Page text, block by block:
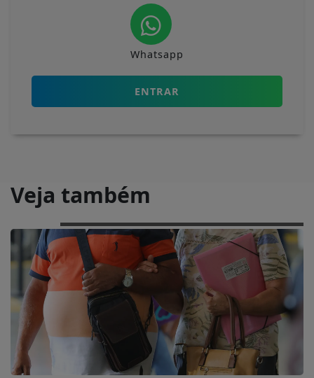
Whatsapp
ENTRAR
Veja também